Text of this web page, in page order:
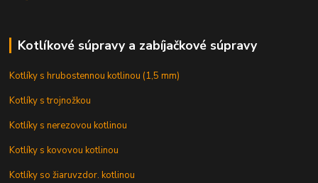
Kotlíkové súpravy a zabíjačkové súpravy
Kotlíky s hrubostennou kotlinou (1,5 mm)
Kotlíky s trojnožkou
Kotlíky s nerezovou kotlinou
Kotlíky s kovovou kotlinou
Kotlíky so žiaruvzdor. kotlinou